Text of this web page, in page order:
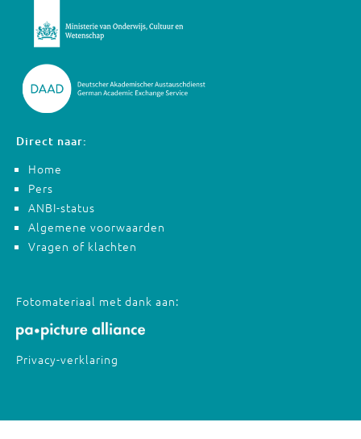
Direct naar:
Home
Pers
ANBI-status
Algemene voorwaarden
Vragen of klachten
Fotomateriaal met dank aan:
Privacy-verklaring